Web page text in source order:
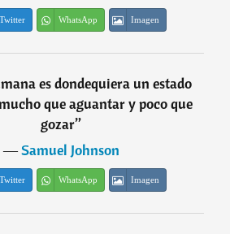
Twitter WhatsApp Imagen
es dondequiera un estado
que aguantar y poco que
gozar”
―Samuel Johnson
Twitter WhatsApp Imagen